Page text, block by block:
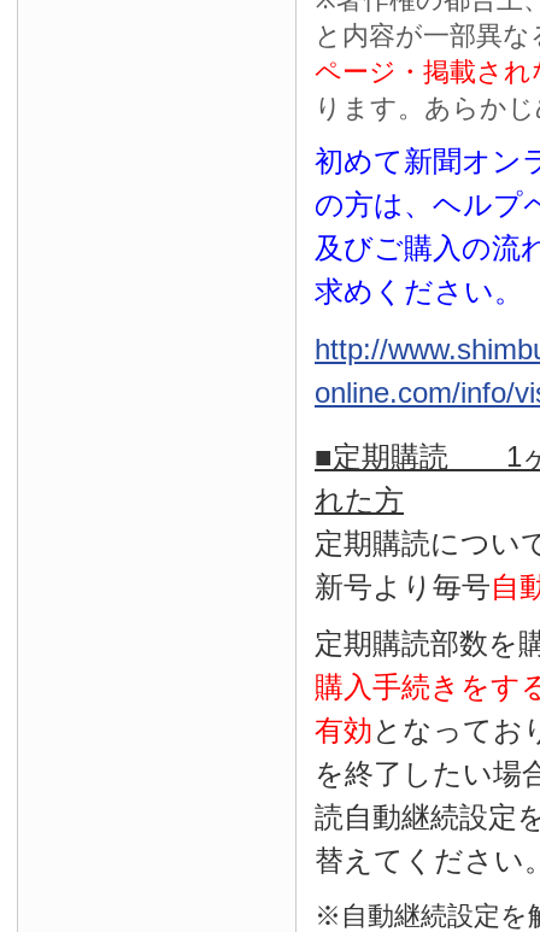
と内容が一部異な
ページ・掲載され
ります。あらか
初めて新聞オン
の方は、ヘルプ
及びご購入の流
求めください。
http://
online.com/info/
■定期購読 1ヶ
れた方
定期購読につい
新号より毎号自
定期購読部数を
購入手続きをす
有効となってお
を終了したい場
読自動継続設定
替えてください
※自動継続設定を